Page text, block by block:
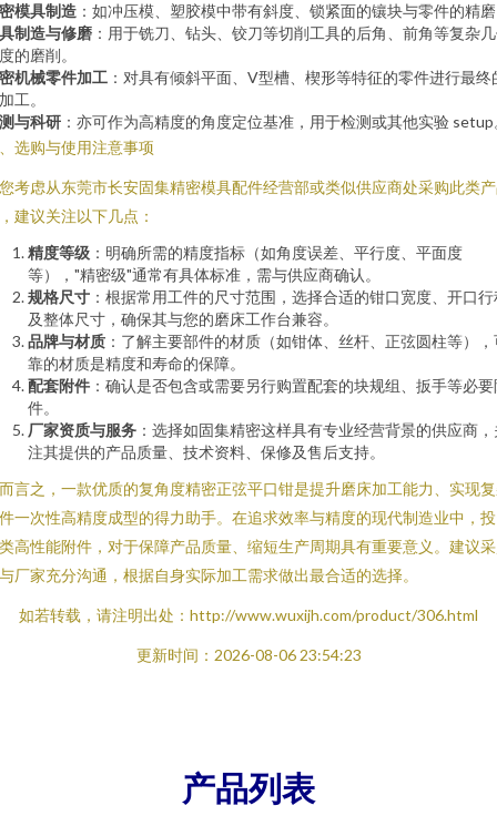
模具制造 ：如冲压模、塑胶模中带有斜度、锁紧面的镶块与零件的精
制造与修磨 ：用于铣刀、钻头、铰刀等切削工具的后角、前角等复杂
的磨削。
机械零件加工 ：对具有倾斜平面、V型槽、楔形等特征的零件进行最终
工。
与科研 ：亦可作为高精度的角度定位基准，用于检测或其他实验 setup
选购与使用注意事项
考虑从东莞市长安固集精密模具配件经营部或类似供应商处采购此类
建议关注以下几点：
精度等级 ：明确所需的精度指标（如角度误差、平行度、平面度
等），"精密级"通常有具体标准，需与供应商确认。
规格尺寸 ：根据常用工件的尺寸范围，选择合适的钳口宽度、开口行
及整体尺寸，确保其与您的磨床工作台兼容。
品牌与材质 ：了解主要部件的材质（如钳体、丝杆、正弦圆柱等），
靠的材质是精度和寿命的保障。
配套附件 ：确认是否包含或需要另行购置配套的块规组、扳手等必要
件。
厂家资质与服务 ：选择如固集精密这样具有专业经营背景的供应商，
注其提供的产品质量、技术资料、保修及售后支持。
言之，一款优质的复角度精密正弦平口钳是提升磨床加工能力、实现
一次性高精度成型的得力助手。在追求效率与精度的现代制造业中，
高性能附件，对于保障产品质量、缩短生产周期具有重要意义。建议
厂家充分沟通，根据自身实际加工需求做出最合适的选择。
如若转载，请注明出处：http://www.wuxijh.com/product/306.html
更新时间：2026-08-06 23:54:23
产品列表